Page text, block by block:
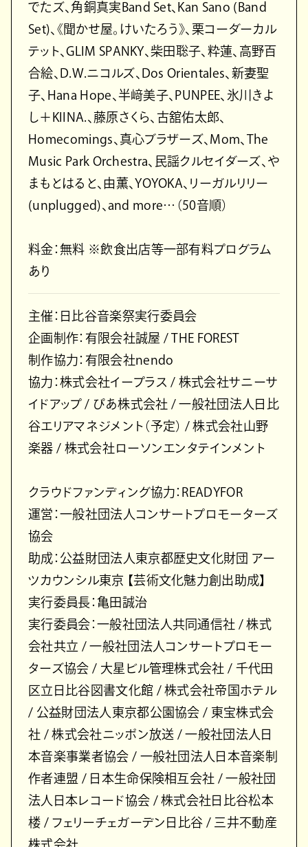
でたズ、角銅真実Band Set、Kan Sano (Band
Set)、《聞かせ屋。けいたろう》、栗コーダーカル
テット、GLIM SPANKY、柴田聡子、粋蓮、高野百
合絵、D.W.ニコルズ、Dos Orientales、新妻聖
子、Hana Hope、半﨑美子、PUNPEE、氷川きよ
し＋KIINA.、藤原さくら、古舘佑太郎、
Homecomings、真心ブラザーズ、Mom、The
Music Park Orchestra、民謡クルセイダーズ、や
まもとはると、由薫、YOYOKA、リーガルリリー
(unplugged)、and more…（50音順）
料⾦：無料 ※飲⾷出店等⼀部有料プログラム
あり
主催：⽇⽐⾕⾳楽祭実⾏委員会
企画制作：有限会社誠屋 / THE FOREST
制作協⼒：有限会社nendo
協⼒：株式会社イープラス / 株式会社サニーサ
イドアップ / ぴあ株式会社 / ⼀般社団法⼈⽇⽐
⾕エリアマネジメント（予定） / 株式会社⼭野
楽器 / 株式会社ローソンエンタテインメント
クラウドファンディング協⼒：READYFOR
運営：⼀般社団法⼈コンサートプロモーターズ
協会
助成：公益財団法⼈東京都歴史⽂化財団 アー
ツカウンシル東京 【芸術⽂化魅⼒創出助成】
実⾏委員⻑：⻲⽥誠治
実⾏委員会：⼀般社団法⼈共同通信社 / 株式
会社共⽴ / ⼀般社団法⼈コンサートプロモー
ターズ協会 / ⼤星ビル管理株式会社 / 千代⽥
区⽴⽇⽐⾕図書⽂化館 / 株式会社帝国ホテル
/ 公益財団法⼈東京都公園協会 / 東宝株式会
社 / 株式会社ニッポン放送 / ⼀般社団法⼈⽇
本⾳楽事業者協会 / ⼀般社団法⼈⽇本⾳楽制
作者連盟 / ⽇本⽣命保険相互会社 / ⼀般社団
法⼈⽇本レコード協会 / 株式会社⽇⽐⾕松本
楼 / フェリーチェガーデン⽇⽐⾕ / 三井不動産